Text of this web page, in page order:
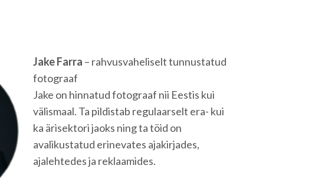
Jake Farra – rahvusvaheliselt tunnustatud
fotograaf
Jake on hinnatud fotograaf nii Eestis kui
välismaal. Ta pildistab regulaarselt era- kui
ka ärisektori jaoks ning ta töid on
avalikustatud erinevates ajakirjades,
ajalehtedes ja reklaamides.